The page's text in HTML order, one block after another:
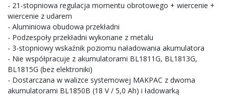
- 21-stopniowa regulacja momentu obrotowego + wiercenie +
wiercenie z udarem
- Aluminiowa obudowa przekładni
- Podzespoły przekładni wykonane z metalu
- 3-stopniowy wskaźnik poziomu naładowania akumulatora
- Nie współpracuje z akumulatorami BL1811G, BL1813G,
BL1815G (bez elektroniki)
- Dostarczana w walizce systemowej MAKPAC z dwoma
akumulatorami BL1850B (18 V / 5,0 Ah) i ładowarką